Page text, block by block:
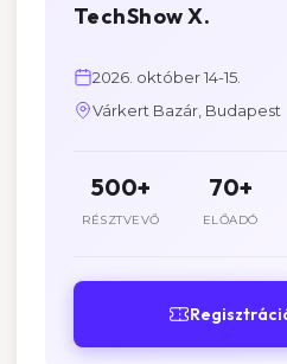
TechShow X.
2026. október 14-15.
Várkert Bazár, Budapest
500+
RÉSZTVEVŐ
70+
ELŐADÓ